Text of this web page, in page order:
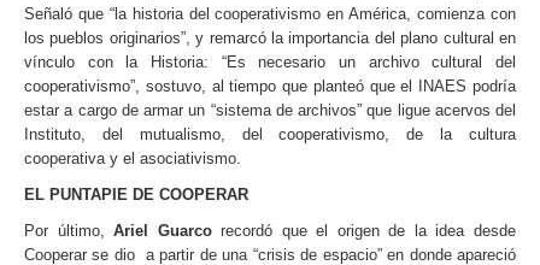
Señaló que “la historia del cooperativismo en América, comienza con
los pueblos originarios”, y remarcó la importancia del plano cultural en
vínculo con la Historia: “Es necesario un archivo cultural del
cooperativismo”, sostuvo, al tiempo que planteó que el INAES podría
estar a cargo de armar un “sistema de archivos” que ligue acervos del
Instituto, del mutualismo, del cooperativismo, de la cultura
cooperativa y el asociativismo.
EL PUNTAPIE DE COOPERAR
Por último,Ariel Guarcorecordó que el origen de la idea desde
Cooperar se dio a partir de una “crisis de espacio” en donde apareció